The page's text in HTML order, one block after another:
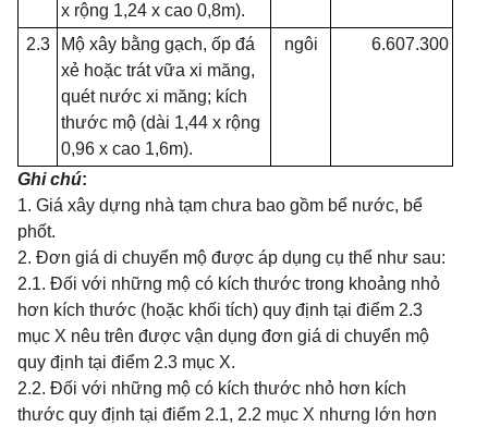
x rộng 1,24 x cao 0,8m).
2.3
Mộ xây bằng gạch, ốp đá
xẻ hoặc trát vữa xi măng,
quét nước xi măng; kích
thước mộ (dài 1,44 x rộng
0,96 x cao 1,6m).
ngôi 6.607.300
Ghi chú:
1. Giá xây dựng nhà tạm chưa bao gồm bể nước, bể
phốt.
2. Đơn giá di chuyển mộ được áp dụng cụ thể như sau:
2.1. Đối với những mộ có kích thước trong khoảng nhỏ
hơn kích thước (hoặc khối tích) quy định tại điểm 2.3
mục X nêu trên được vận dụng đơn giá di chuyển mộ
quy định tại điểm 2.3 mục X.
2.2. Đối với những mộ có kích thước nhỏ hơn kích
thước quy định tại điểm 2.1, 2.2 mục X nhưng lớn hơn